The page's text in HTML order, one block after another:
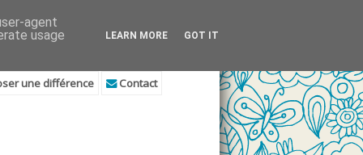
une différence Contact
agent
usage
LEARN MORE GOT IT